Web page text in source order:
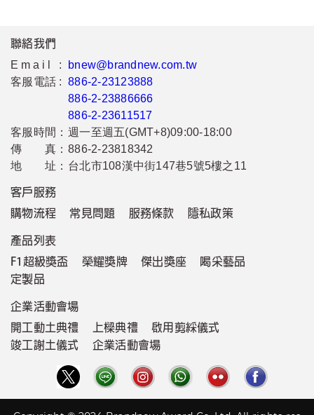
聯絡我們
Email :
bnew@brandnew.com.tw
客服電話 : 886-2-23123888
886-2-23886666
886-2-23611517
客服時間： 週一至週五(GMT+8)09:00-18:00
傳 真： 886-2-23818342
地 址： 台北市108漢中街147巷5號5樓之11
客戶服務
購物流程
常見問題 服務條款 隱私政策
產品列表
F1超級獎盃
榮耀獎牌 傑出獎座
喝采藝品
定製品
企業活動會場
開工動土典禮
上樑典禮
啟用剪綵儀式
竣工謝土儀式
企業活動會場